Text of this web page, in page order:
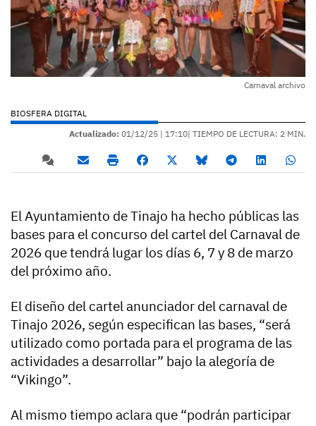
Carnaval archivo
BIOSFERA DIGITAL
Actualizado: 01/12/25 | 17:10| TIEMPO DE LECTURA: 2 MIN.
El Ayuntamiento de Tinajo ha hecho públicas las
bases para el concurso del cartel del Carnaval de
2026 que tendrá lugar los días 6, 7 y 8 de marzo
del próximo año.
El diseño del cartel anunciador del carnaval de
Tinajo 2026, según especifican las bases, “será
utilizado como portada para el programa de las
actividades a desarrollar” bajo la alegoría de
“Vikingo”.
Al mismo tiempo aclara que “podrán participar